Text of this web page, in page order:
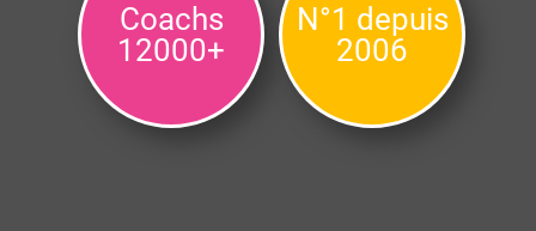
Coachs
12000+
N°1 depuis
2006